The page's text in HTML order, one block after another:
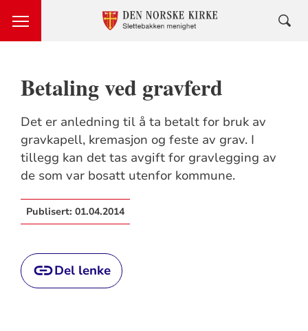
Betaling ved gravferd
Det er anledning til å ta betalt for bruk av
gravkapell, kremasjon og feste av grav. I
tillegg kan det tas avgift for gravlegging av
de som var bosatt utenfor kommune.
Publisert: 01.04.2014
Del lenke